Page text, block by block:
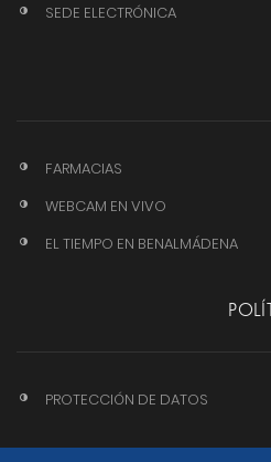
SEDE ELECTRÓNICA
FARMACIAS
WEBCAM EN VIVO
EL TIEMPO EN BENALMÁDENA
PROTECCIÓN DE DATOS